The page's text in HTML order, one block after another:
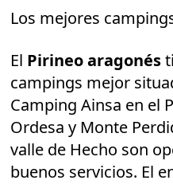
Los mejores
El Pirineo aragonés
campings mejor
Camping Ainsa en el
Ordesa y Monte
valle de Hecho son
buenos servicios. El